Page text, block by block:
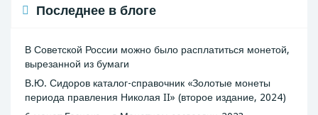
Последнее в блоге
В Советской России можно было расплатиться монетой,
вырезанной из бумаги
В.Ю. Сидоров каталог-справочник «Золотые монеты
периода правления Николая II» (второе издание, 2024)